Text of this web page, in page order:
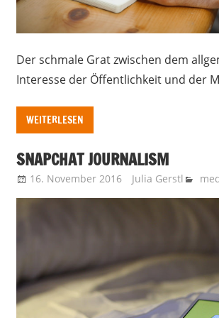
Der schmale Grat zwischen dem
Interesse der Öffentlichkeit und der
WEITERLESEN
SNAPCHAT JOURNALISM
16. November 2016 Julia Gerstl